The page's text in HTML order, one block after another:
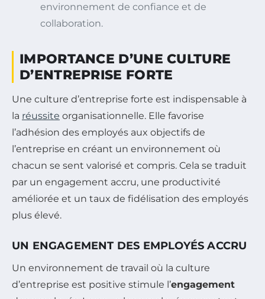
environnement de confiance et de
collaboration.
IMPORTANCE D’UNE CULTURE
D’ENTREPRISE FORTE
Une culture d’entreprise forte est indispensable à
la réussite organisationnelle. Elle favorise
l’adhésion des employés aux objectifs de
l’entreprise en créant un environnement où
chacun se sent valorisé et compris. Cela se traduit
par un engagement accru, une productivité
améliorée et un taux de fidélisation des employés
plus élevé.
UN ENGAGEMENT DES EMPLOYÉS ACCRU
Un environnement de travail où la culture
d’entreprise est positive stimule l’engagement